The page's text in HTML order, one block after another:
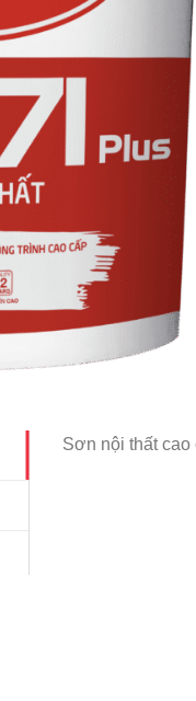
Sơn nội thất cao